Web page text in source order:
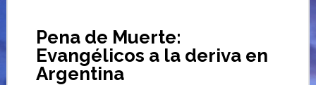
Pena de Muerte:
Evangélicos a la deriva en
Argentina